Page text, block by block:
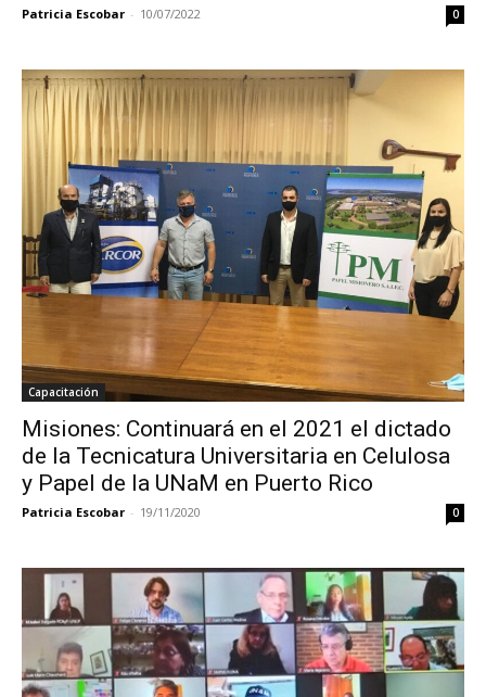
Patricia Escobar - 10/07/2022 0
Capacitación
Misiones: Continuará en el 2021 el dictado
de la Tecnicatura Universitaria en Celulosa
y Papel de la UNaM en Puerto Rico
Patricia Escobar - 19/11/2020 0